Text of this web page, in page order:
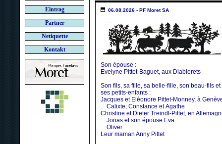
Eintrag
Partner
Netiquette
Kontakt
06.08.2026 - PF Moret SA
Son épouse :
Evelyne Pittet-Baguet, aux Diablerets
Son fils, sa fille, sa belle-fille, son beau-fils et
ses petits-enfants :
Jacques et Eléonore Pittet-Monney, à
Calixte, Constance et Agathe
Christine et Dieter Treindl-Pittet, en
Jonas et son épouse Eva
Oliver
Leur maman Anny Pittet